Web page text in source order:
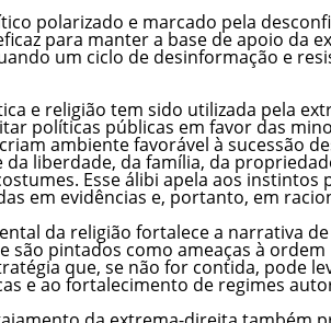
polarizado e marcado pela
para manter a base de apoio da
um ciclo de desinformação e
e religião tem sido utilizada pela
políticas públicas em favor das
ambiente favorável à sucessão
liberdade, da família, da
Esse álibi apela aos
em evidências e, portanto, em
da religião fortalece a narrativa
são pintados como ameaças à
que, se não for contida, pode
e ao fortalecimento de regimes